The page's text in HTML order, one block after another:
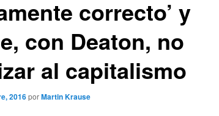
correcto’ y
con Deaton, no
al capitalismo
2016porMartin Krause